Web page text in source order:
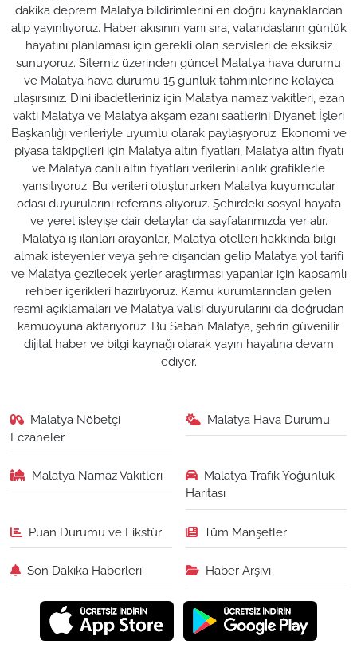
dakika deprem Malatya bildirimlerini en doğru kaynaklardan
alıp yayınlıyoruz. Haber akışının yanı sıra, vatandaşların günlük
hayatını planlaması için gerekli olan servisleri de eksiksiz
sunuyoruz. Sitemiz üzerinden güncel Malatya hava durumu
ve Malatya hava durumu 15 günlük tahminlerine kolayca
ulaşırsınız. Dini ibadetleriniz için Malatya namaz vakitleri, ezan
vakti Malatya ve Malatya akşam ezanı saatlerini Diyanet İşleri
Başkanlığı verileriyle uyumlu olarak paylaşıyoruz. Ekonomi ve
piyasa takipçileri için Malatya altın fiyatları, Malatya altın fiyatı
ve Malatya canlı altın fiyatları verilerini anlık grafiklerle
yansıtıyoruz. Bu verileri oluştururken Malatya kuyumcular
odası duyurularını referans alıyoruz. Şehirdeki sosyal hayata
ve yerel işleyişe dair detaylar da sayfalarımızda yer alır.
Malatya iş ilanları arayanlar, Malatya otelleri hakkında bilgi
almak isteyenler veya şehre dışarıdan gelip Malatya yol tarifi
ve Malatya gezilecek yerler araştırması yapanlar için kapsamlı
rehber içerikleri hazırlıyoruz. Kamu kurumlarından gelen
resmi açıklamaları ve Malatya valisi duyurularını da doğrudan
kamuoyuna aktarıyoruz. Bu Sabah Malatya, şehrin güvenilir
dijital haber ve bilgi kaynağı olarak yayın hayatına devam
ediyor.
Malatya Nöbetçi
Eczaneler
Malatya Hava Durumu
Malatya Namaz Vakitleri
Malatya Trafik Yoğunluk
Haritası
Puan Durumu ve Fikstür Tüm Manşetler
Son Dakika Haberleri Haber Arşivi